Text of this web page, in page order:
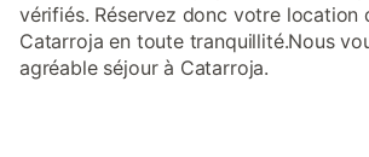
vérifiés. Réservez donc votre location
Catarroja en toute tranquillité.Nous
agréable séjour à Catarroja.